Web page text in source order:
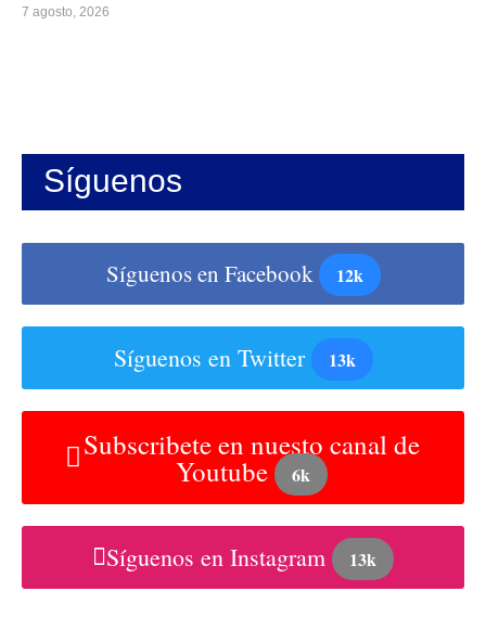
7 agosto, 2026
Síguenos
Síguenos en Facebook 12k
Síguenos en Twitter 13k
Subscribete en nuesto canal de
Youtube 6k
Síguenos en Instagram 13k